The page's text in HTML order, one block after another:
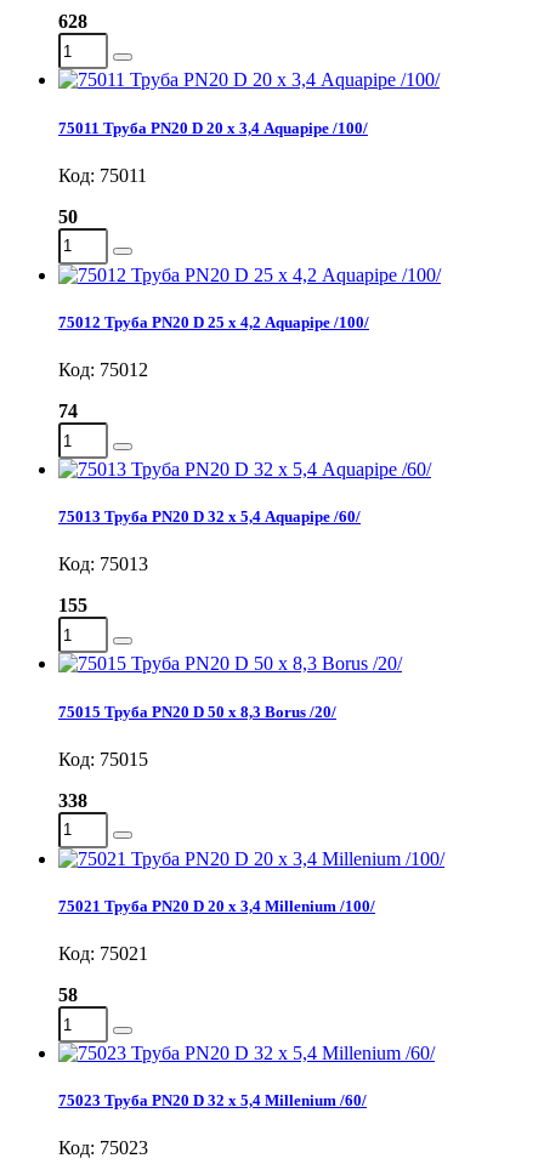
628
75011 Труба PN20 D 20 х 3,4 Aquapipe /100/
Код: 75011
50
75012 Труба PN20 D 25 х 4,2 Aquapipe /100/
Код: 75012
74
75013 Труба PN20 D 32 х 5,4 Aquapipe /60/
Код: 75013
155
75015 Труба PN20 D 50 х 8,3 Borus /20/
Код: 75015
338
75021 Труба PN20 D 20 х 3,4 Millenium /100/
Код: 75021
58
75023 Труба PN20 D 32 х 5,4 Millenium /60/
Код: 75023